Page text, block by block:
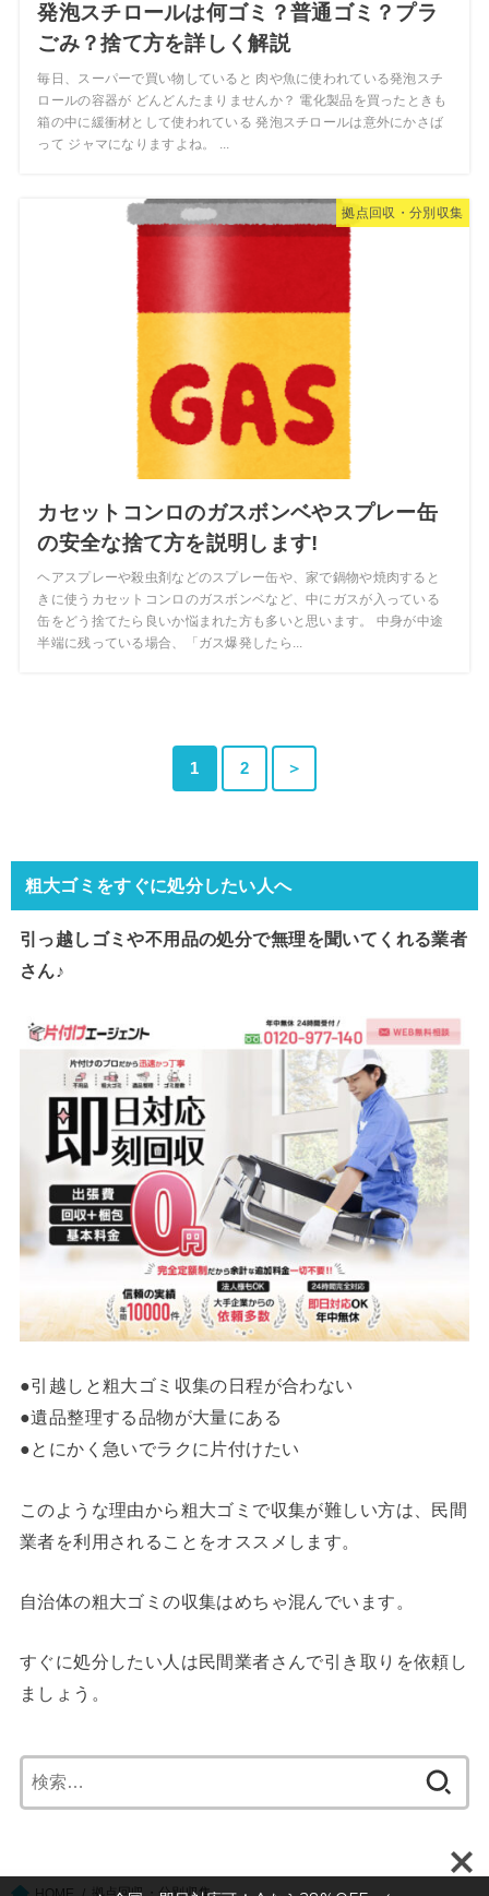
発泡スチロールは何ゴミ？普通ゴミ？プラ
ごみ？捨て方を詳しく解説
毎日、スーパーで買い物していると 肉や魚に使われている発泡スチ
ロールの容器が どんどんたまりませんか？ 電化製品を買ったときも
箱の中に緩衝材として使われている 発泡スチロールは意外にかさば
って ジャマになりますよね。 ...
拠点回収・分別収集
カセットコンロのガスボンベやスプレー缶
の安全な捨て方を説明します!
ヘアスプレーや殺虫剤などのスプレー缶や、家で鍋物や焼肉すると
きに使うカセットコンロのガスボンベなど、中にガスが入っている
缶をどう捨てたら良いか悩まれた方も多いと思います。 中身が中途
半端に残っている場合、「ガス爆発したら...
1 2 ＞
粗大ゴミをすぐに処分したい人へ
引っ越しゴミや不用品の処分で無理を聞いてくれる業者
さん♪
●引越しと粗大ゴミ収集の日程が合わない
●遺品整理する品物が大量にある
●とにかく急いでラクに片付けたい
このような理由から粗大ゴミで収集が難しい方は、民間
業者を利用されることをオススメします。
自治体の粗大ゴミの収集はめちゃ混んでいます。
すぐに処分したい人は民間業者さんで引き取りを依頼し
ましょう。
索:
拠点回収・分別収集